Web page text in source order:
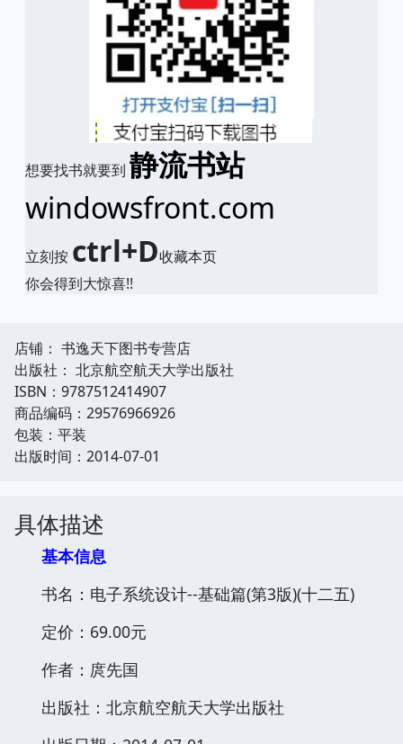
想要找书就要到 静流书站
windowsfront.com
立刻按 ctrl+D收藏本页
你会得到大惊喜!!
店铺： 书逸天下图书专营店
出版社： 北京航空航天大学出版社
ISBN：9787512414907
商品编码：29576966926
包装：平装
出版时间：2014-07-01
具体描述
基本信息
书名：电子系统设计--基础篇(第3版)(十二五)
定价：69.00元
作者：庹先国
出版社：北京航空航天大学出版社